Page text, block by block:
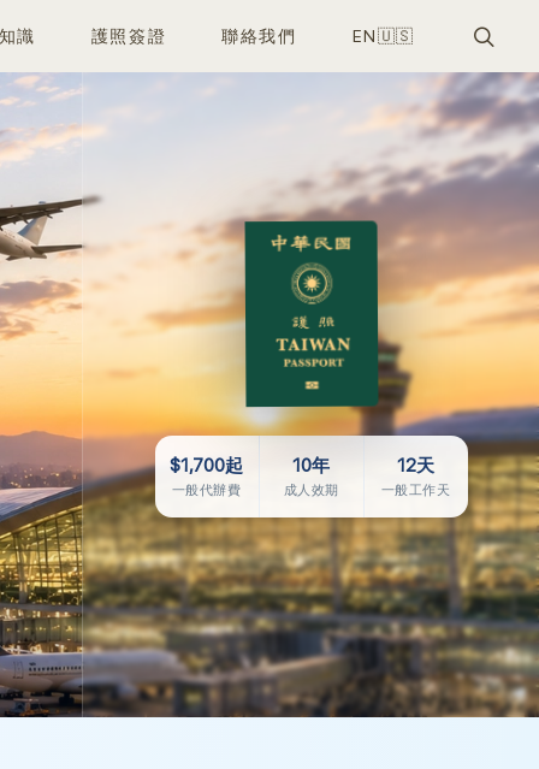
識 護照簽證 聯絡我們 EN🇺🇸
$1,700起
一般代辦費
10年
成人效期
12天
一般工作天